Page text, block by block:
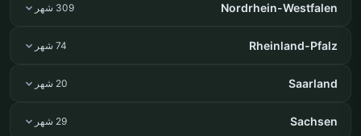
Nordrhein-Westfalen 309 شهر
Rheinland-Pfalz 74 شهر
Saarland 20 شهر
Sachsen 29 شهر